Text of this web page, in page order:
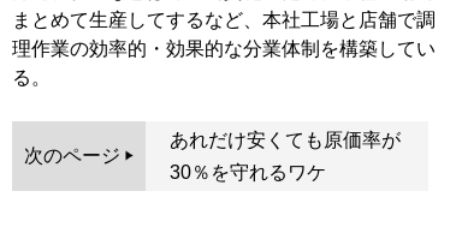
まとめて生産してするなど、本社工場と店舗で調
理作業の効率的・効果的な分業体制を構築してい
る。
次のページ
あれだけ安くても原価率が
30％を守れるワケ